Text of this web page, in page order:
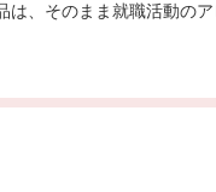
は、そのまま就職活動の